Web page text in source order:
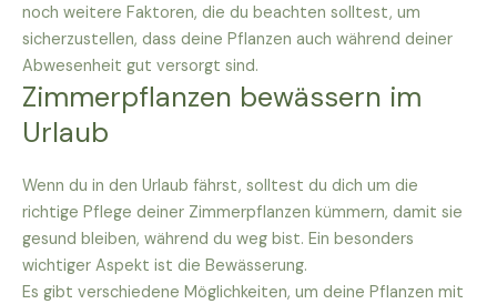
noch weitere Faktoren, die du beachten solltest, um
sicherzustellen, dass deine Pflanzen auch während deiner
Abwesenheit gut versorgt sind.
Zimmerpflanzen bewässern im
Urlaub
Wenn du in den Urlaub fährst, solltest du dich um die
richtige Pflege deiner Zimmerpflanzen kümmern, damit sie
gesund bleiben, während du weg bist. Ein besonders
wichtiger Aspekt ist die Bewässerung.
Es gibt verschiedene Möglichkeiten, um deine Pflanzen mit